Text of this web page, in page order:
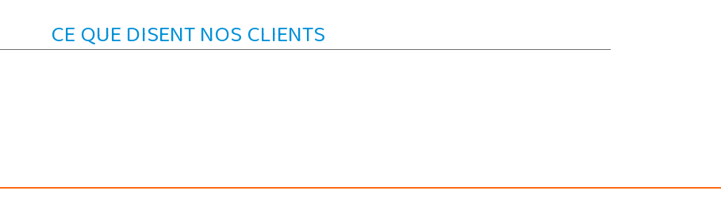
CE QUE DISENT NOS CLIENTS